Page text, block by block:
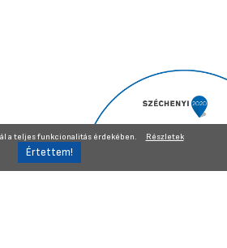
a teljes funkcionalitás érdekében. Részletek